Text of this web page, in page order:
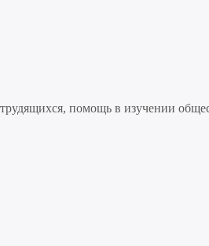
помощь в изучении